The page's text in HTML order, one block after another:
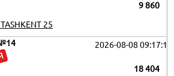
9 860
25
2026-08-08 09:17:19
18 404